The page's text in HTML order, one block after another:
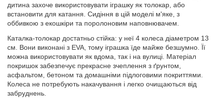
дитина захоче використовувати іграшку як толокар, або
встановити для катання. Сидіння в цій моделі м'яке, з
оббивкою з екошкіри та поролоновим наповнювачем.
Каталка-толокар достатньо стійка: у неї 4 колеса діаметром 13
см. Вони виконані з EVA, тому іграшка їде майже безшумно. Її
можна використовувати як вдома, так і на вулиці. Матеріал
покришок забезпечує прекрасне зчеплення з ґрунтом,
асфальтом, бетоном та домашніми підлоговими покриттями.
Колеса не потребують накачування і легко очищаються від
забруднень.